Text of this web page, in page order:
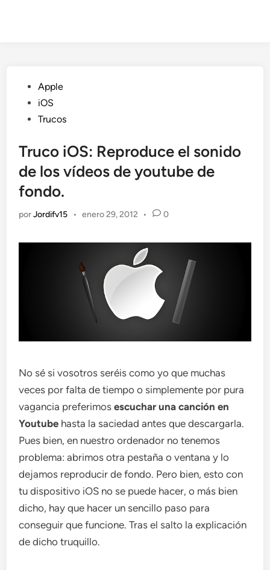
Publicado
en
Apple
iOS
Trucos
Truco iOS: Reproduce el sonido
de los vídeos de youtube de
fondo.
porJordifv15 • enero 29, 2012 • 0
No sé si vosotros seréis como yo que muchas
veces por falta de tiempo o simplemente por pura
vagancia preferimos escuchar una canción en
Youtube hasta la saciedad antes que descargarla.
Pues bien, en nuestro ordenador no tenemos
problema: abrimos otra pestaña o ventana y lo
dejamos reproducir de fondo. Pero bien, esto con
tu dispositivo iOS no se puede hacer, o más bien
dicho, hay que hacer un sencillo paso para
conseguir que funcione. Tras el salto la explicación
de dicho truquillo.